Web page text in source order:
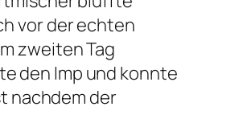
vor der echten
zweiten Tag
den Imp und konnte
nachdem der